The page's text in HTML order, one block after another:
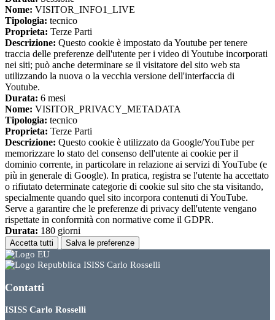
Nome: VISITOR_INFO1_LIVE
Tipologia: tecnico
Proprieta: Terze Parti
Descrizione: Questo cookie è impostato da Youtube per tenere
traccia delle preferenze dell'utente per i video di Youtube incorporati
nei siti; può anche determinare se il visitatore del sito web sta
utilizzando la nuova o la vecchia versione dell'interfaccia di
Youtube.
Durata: 6 mesi
Nome: VISITOR_PRIVACY_METADATA
Tipologia: tecnico
Proprieta: Terze Parti
Descrizione: Questo cookie è utilizzato da Google/YouTube per
memorizzare lo stato del consenso dell'utente ai cookie per il
dominio corrente, in particolare in relazione ai servizi di YouTube (e
più in generale di Google). In pratica, registra se l'utente ha accettato
o rifiutato determinate categorie di cookie sul sito che sta visitando,
specialmente quando quel sito incorpora contenuti di YouTube.
Serve a garantire che le preferenze di privacy dell'utente vengano
rispettate in conformità con normative come il GDPR.
Durata: 180 giorni
Accetta tutti Salva le preferenze
ISISS Carlo Rosselli
Contatti
ISISS Carlo Rosselli